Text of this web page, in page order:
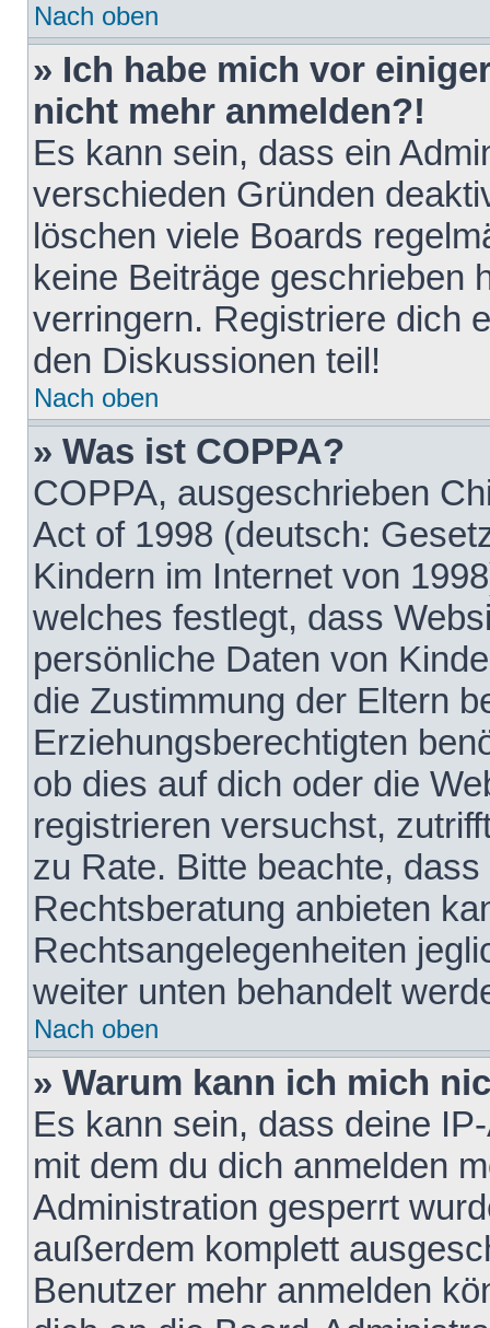
Nach oben
» Ich habe mich vor
nicht mehr anmelden?!
Es kann sein, dass ein
verschieden Gründen
löschen viele Boards
keine Beiträge geschrieben
verringern. Registriere dich
den Diskussionen teil!
Nach oben
» Was ist COPPA?
COPPA, ausgeschrieben
Act of 1998 (deutsch:
Kindern im Internet von
welches festlegt, dass
persönliche Daten von
die Zustimmung der Eltern
Erziehungsberechtigten
ob dies auf dich oder die
registrieren versuchst,
zu Rate. Bitte beachte,
Rechtsberatung anbieten
Rechtsangelegenheiten
weiter unten behandelt
Nach oben
» Warum kann ich mich
Es kann sein, dass deine
mit dem du dich anmelden
Administration gesperrt
außerdem komplett
Benutzer mehr anmelden